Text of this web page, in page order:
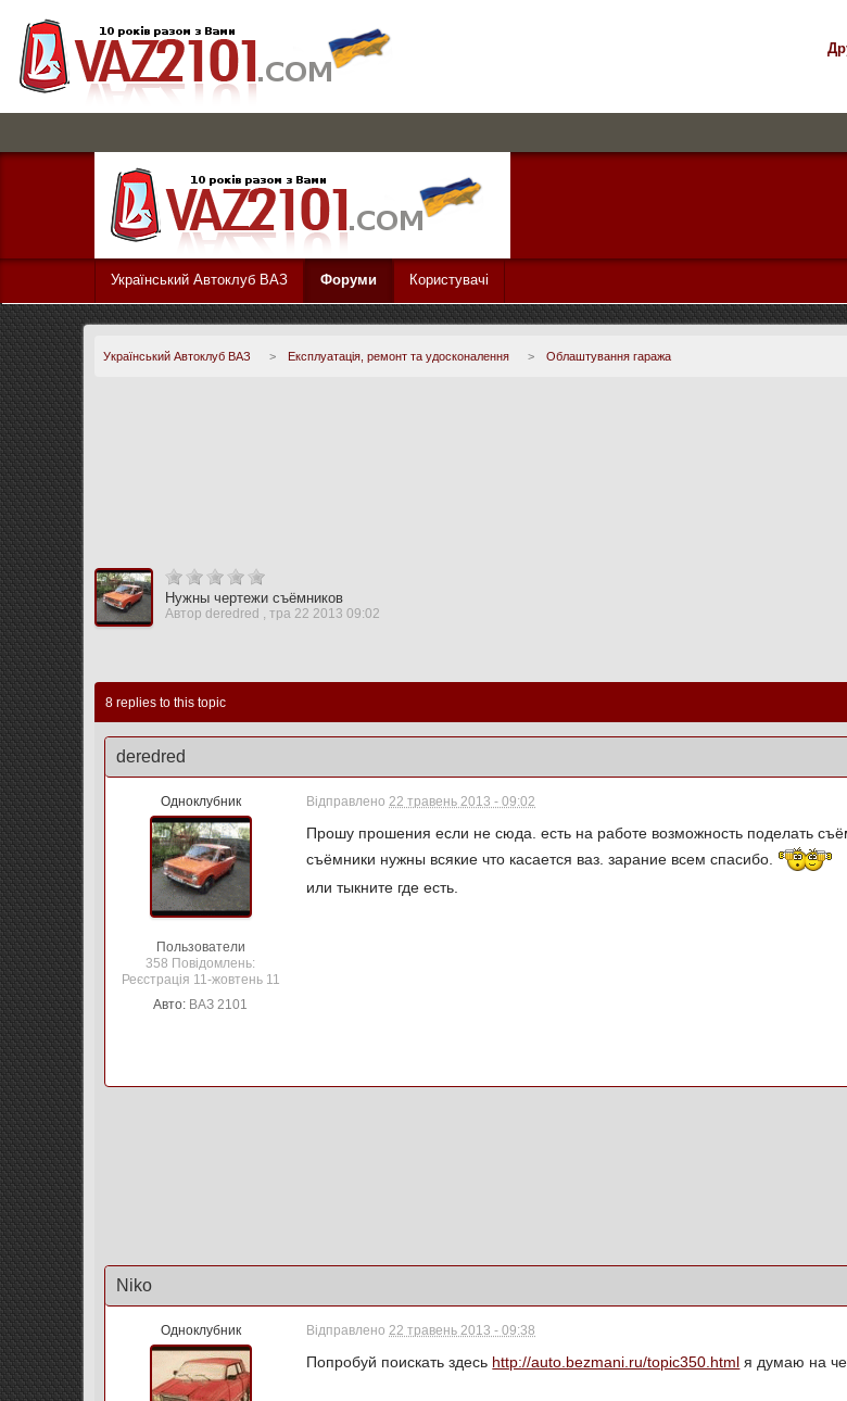
Український Автоклуб ВАЗ Форуми Користувачі
Український Автоклуб ВАЗ > Експлуатація, ремонт та удосконалення > Облаштування гаража
Нужны чертежи съёмников
Авторderedred ,тра 22 2013 09:02
8 replies to this topic
deredred
Одноклубник
Пользователи
358 Повідомлень:
Реєстрація 11-жовтень 11
Авто: ВАЗ 2101
Відправлено22 травень 2013 - 09:02
Прошу прошения если не сюда. есть на работе возможность поделать
съёмники нужны всякие что касается ваз. зарание всем спасибо.
или тыкните где есть.
Niko
Одноклубник Відправлено22 травень 2013 - 09:38
Попробуй поискать здесь http://auto.bezmani.ru/topic350.html я думаю на